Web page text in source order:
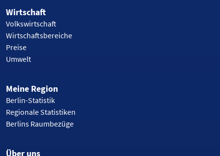
Wirtschaft
Volkswirtschaft
Wirtschaftsbereiche
Preise
Umwelt
Meine Region
Berlin-Statistik
Regionale Statistiken
Berlins Raumbezüge
Über uns